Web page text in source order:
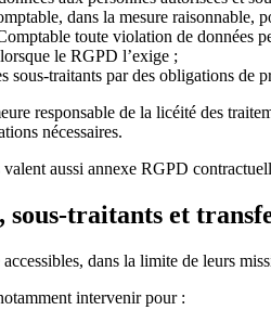
dans la mesure raisonnable,
toute violation de données
le RGPD l’exige ;
sous-traitants par des obligations de
responsable de la licéité des
nécessaires.
aussi annexe RGPD
sous-traitants et
dans la limite de leurs
intervenir pour :